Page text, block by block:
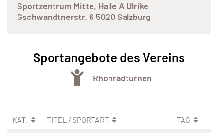
Sportzentrum Mitte, Halle A Ulrike
Gschwandtnerstr. 6 5020 Salzburg
Sportangebote des Vereins
Rhönradturnen
KAT. TITEL / SPORTART
TAG